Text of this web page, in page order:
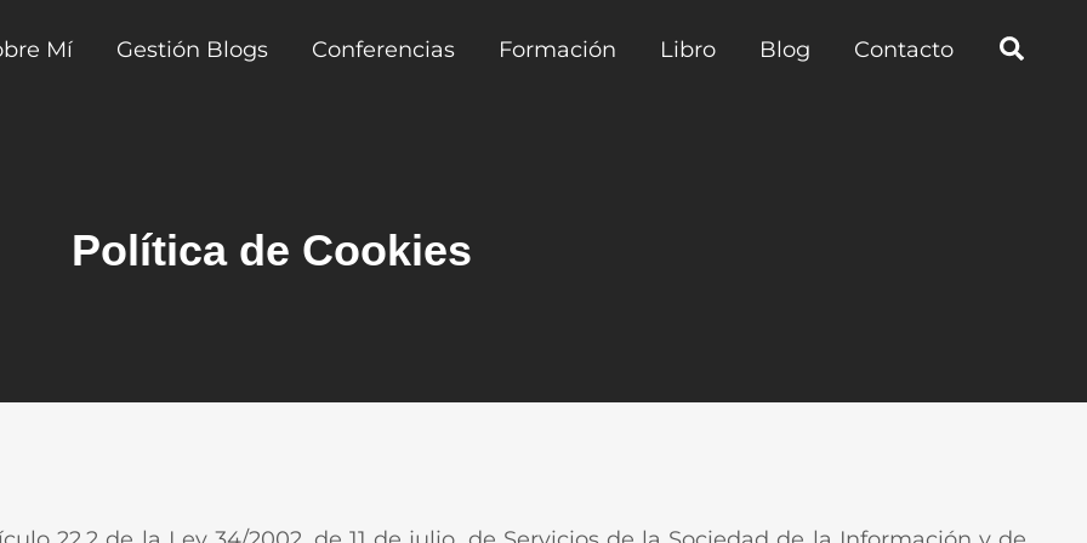
Mí Gestión Blogs Conferencias Formación Libro Blog Contacto
Política de Cookies